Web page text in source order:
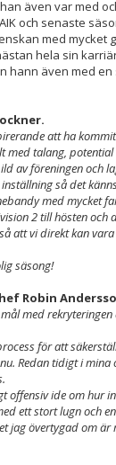
även var med
och senaste
med mycket
hela sin
hann även med en
att ha
med talang,
av föreningen och
så det
med mycket
2 till hösten och
att vi direkt kan
säsong!
Robin
med rekryteringen
för att
Redan tidigt i mina
offensiv ide om hur
ett stort lugn och
jag övertygad om är